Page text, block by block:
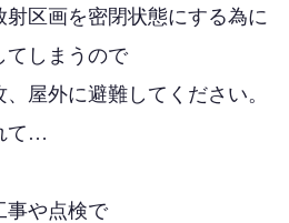
区画を密閉状態にする為に
てしまうので
屋外に避難してください。
て…
事や点検で